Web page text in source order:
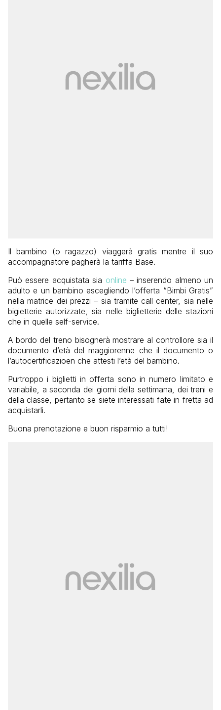
Il bambino (o ragazzo) viaggerà gratis mentre il suo
accompagnatore pagherà la tariffa Base.
Può essere acquistata sia online – inserendo almeno un
adulto e un bambino escegliendo l’offerta “Bimbi Gratis”
nella matrice dei prezzi – sia tramite call center, sia nelle
bigietterie autorizzate, sia nelle biglietterie delle stazioni
che in quelle self-service.
A bordo del treno bisognerà mostrare al controllore sia il
documento d’età del maggiorenne che il documento o
l’autocertificazioen che attesti l’età del bambino.
Purtroppo i biglietti in offerta sono in numero limitato e
variabile, a seconda dei giorni della settimana, dei treni e
della classe, pertanto se siete interessati fate in fretta ad
acquistarli.
Buona prenotazione e buon risparmio a tutti!